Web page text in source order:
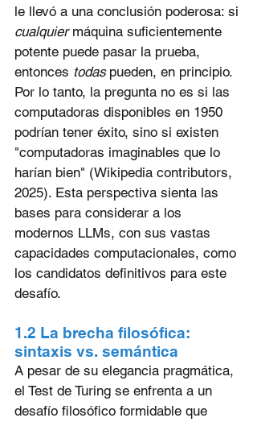
le llevó a una conclusión poderosa: si
cualquier máquina suficientemente
potente puede pasar la prueba,
entonces todas pueden, en principio.
Por lo tanto, la pregunta no es si las
computadoras disponibles en 1950
podrían tener éxito, sino si existen
"computadoras imaginables que lo
harían bien" (Wikipedia contributors,
2025). Esta perspectiva sienta las
bases para considerar a los
modernos LLMs, con sus vastas
capacidades computacionales, como
los candidatos definitivos para este
desafío.
1.2 La brecha filosófica:
sintaxis vs. semántica
A pesar de su elegancia pragmática,
el Test de Turing se enfrenta a un
desafío filosófico formidable que